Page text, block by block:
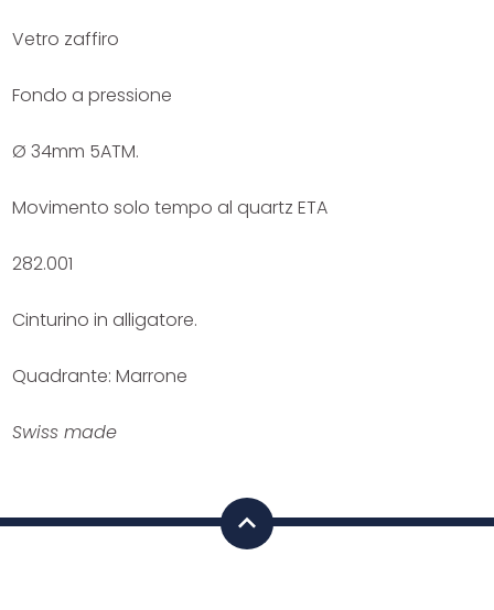
Vetro zaffiro
Fondo a pressione
Ø 34mm 5ATM.
Movimento solo tempo al quartz ETA
282.001
Cinturino in alligatore.
Quadrante: Marrone
Swiss made